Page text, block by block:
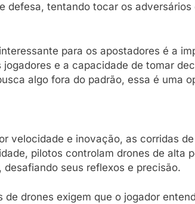
defesa, tentando tocar os
para os apostadores é a
e a capacidade de tomar
algo fora do padrão, essa é uma
velocidade e inovação, as corridas
pilotos controlam drones de alta
seus reflexos e precisão.
de drones exigem que o jogador